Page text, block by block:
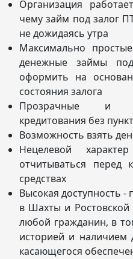
Организация
чему займ под залог
не дожидаясь утра
Максимально
денежные займы
оформить на
состояния залога
Прозрачные и
кредитования без
Возможность взять
Нецелевой
отчитываться перед
средствах
Высокая доступность
в Шахты и Ростовской
любой гражданин, в
историей и наличием
касающегося